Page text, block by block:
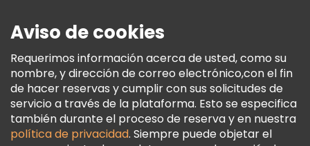
Términos E Información Legal
Política De Cookies
Freetour Premios
Programa De Fidelidad
Aviso de cookies
Requerimos información acerca de usted, como su
nombre, y dirección de correo electrónico,con el fin
de hacer reservas y cumplir con sus solicitudes de
servicio a través de la plataforma. Esto se especifica
también durante el proceso de reserva y en nuestra
política de privacidad. Siempre puede objetar el